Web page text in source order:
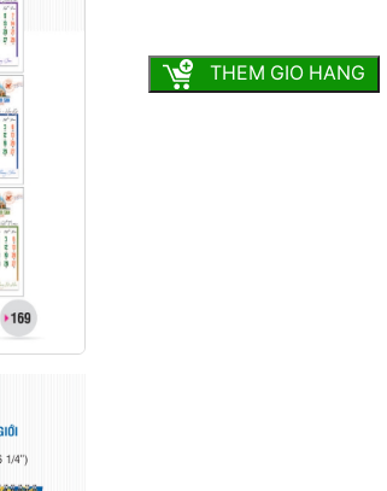
THEM GIO HANG